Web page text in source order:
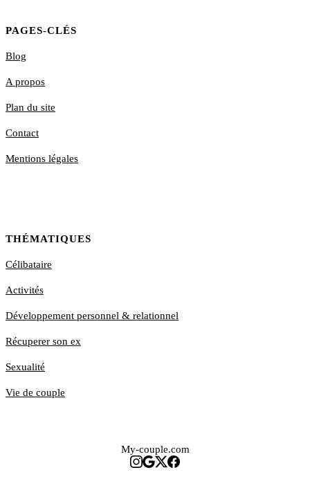
PAGES-CLÉS
Blog
A propos
Plan du site
Contact
Mentions légales
THÉMATIQUES
Célibataire
Activités
Développement personnel & relationnel
Récuperer son ex
Sexualité
Vie de couple
My-couple.com